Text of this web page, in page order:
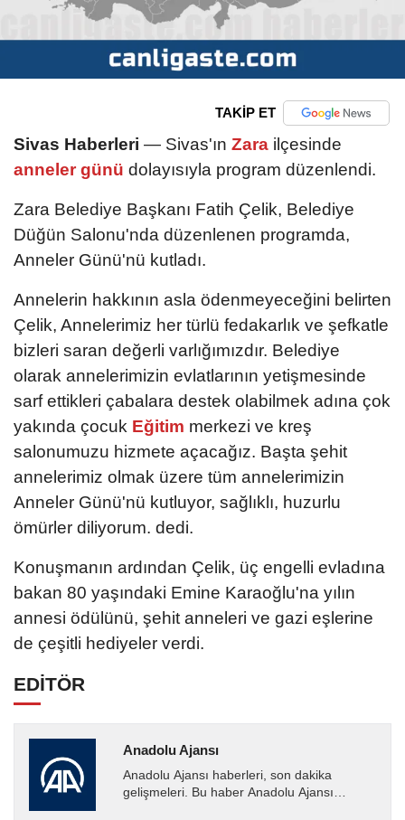
TAKİP ET
Sivas Haberleri — Sivas'ın Zara ilçesinde
anneler günü dolayısıyla program düzenlendi.
Zara Belediye Başkanı Fatih Çelik, Belediye
Düğün Salonu'nda düzenlenen programda,
Anneler Günü'nü kutladı.
Annelerin hakkının asla ödenmeyeceğini belirten
Çelik, Annelerimiz her türlü fedakarlık ve şefkatle
bizleri saran değerli varlığımızdır. Belediye
olarak annelerimizin evlatlarının yetişmesinde
sarf ettikleri çabalara destek olabilmek adına çok
yakında çocuk Eğitim merkezi ve kreş
salonumuzu hizmete açacağız. Başta şehit
annelerimiz olmak üzere tüm annelerimizin
Anneler Günü'nü kutluyor, sağlıklı, huzurlu
ömürler diliyorum. dedi.
Konuşmanın ardından Çelik, üç engelli evladına
bakan 80 yaşındaki Emine Karaoğlu'na yılın
annesi ödülünü, şehit anneleri ve gazi eşlerine
de çeşitli hediyeler verdi.
EDİTÖR
Anadolu Ajansı
Anadolu Ajansı haberleri, son dakika
gelişmeleri. Bu haber Anadolu Ajansı